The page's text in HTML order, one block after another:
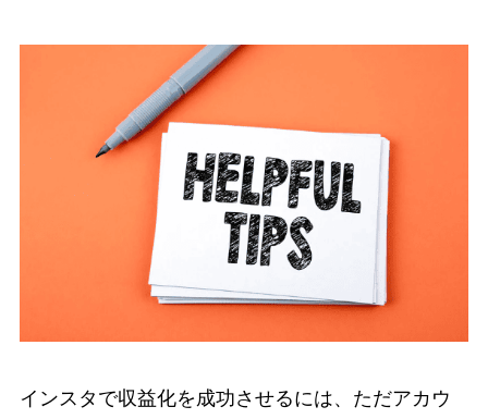
インスタで収益化を成功させるには、ただアカウ